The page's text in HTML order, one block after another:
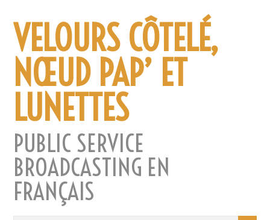
VELOURS CÔTELÉ,
NŒUD PAP’ ET
LUNETTES
PUBLIC SERVICE
BROADCASTING EN
FRANÇAIS